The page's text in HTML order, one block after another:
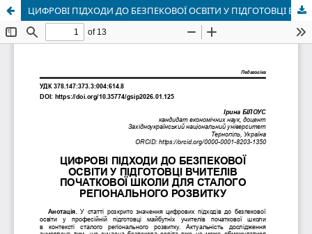
ЦИФРОВІ ПІДХОДИ ДО БЕЗПЕКОВОЇ ОСВІТИ У ПІДГОТОВЦІ ВЧИТЕЛІВ ПОЧАТКОВОЇ ШКОЛИ ДЛЯ СТАЛОГО РЕГІОНАЛЬНОГО РОЗВИТКУ